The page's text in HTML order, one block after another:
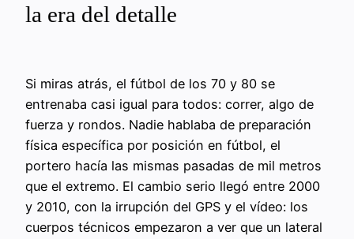
la era del detalle
Si miras atrás, el fútbol de los 70 y 80 se
entrenaba casi igual para todos: correr, algo de
fuerza y rondos. Nadie hablaba de preparación
física específica por posición en fútbol, el
portero hacía las mismas pasadas de mil metros
que el extremo. El cambio serio llegó entre 2000
y 2010, con la irrupción del GPS y el vídeo: los
cuerpos técnicos empezaron a ver que un lateral